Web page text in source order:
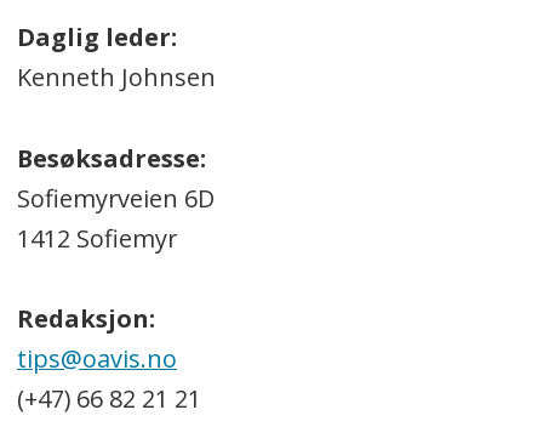
Daglig leder:
Kenneth Johnsen
Besøksadresse:
Sofiemyrveien 6D
1412 Sofiemyr
Redaksjon:
tips@oavis.no
(+47) 66 82 21 21